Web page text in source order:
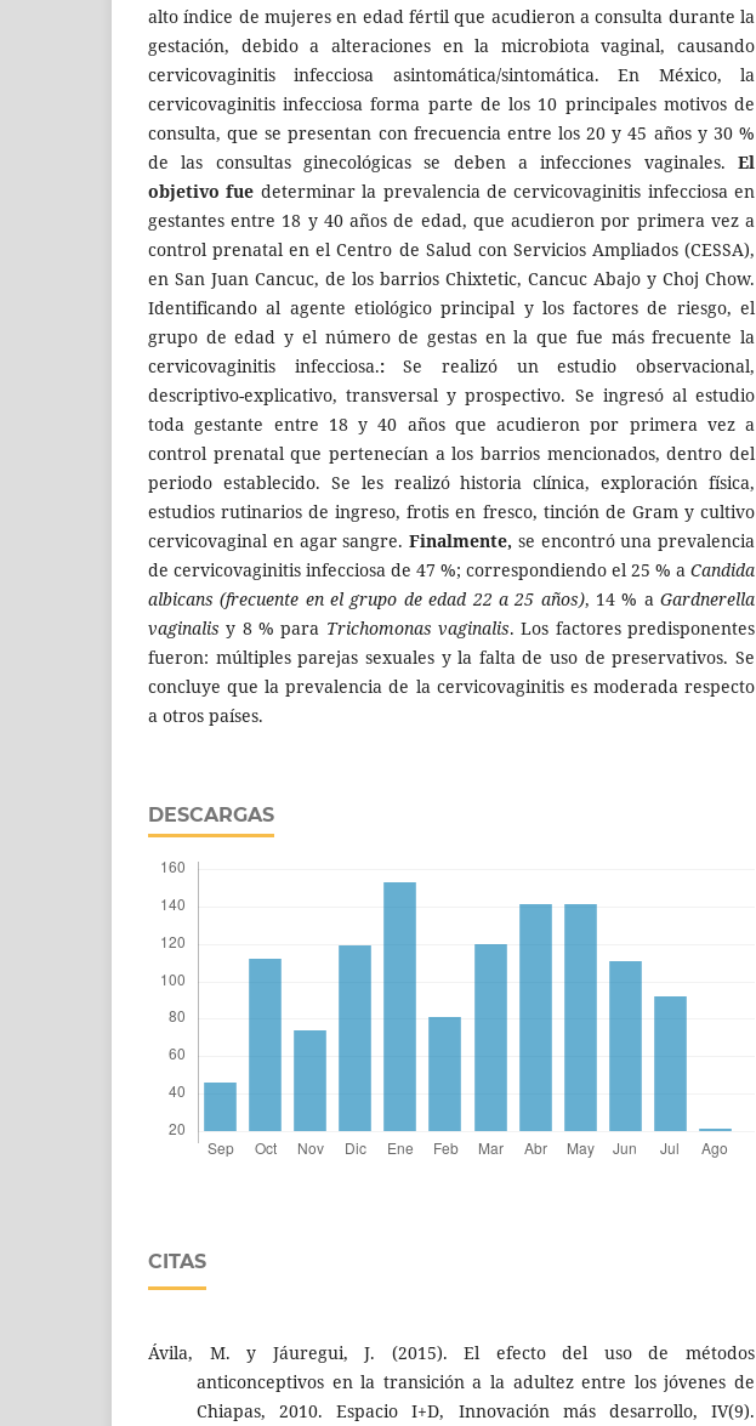
alto índice de mujeres en edad fértil que acudieron a consulta durante la
gestación, debido a alteraciones en la microbiota vaginal, causando
cervicovaginitis infecciosa asintomática/sintomática. En México, la
cervicovaginitis infecciosa forma parte de los 10 principales motivos de
consulta, que se presentan con frecuencia entre los 20 y 45 años y 30 %
de las consultas ginecológicas se deben a infecciones vaginales. El
objetivo fue determinar la prevalencia de cervicovaginitis infecciosa en
gestantes entre 18 y 40 años de edad, que acudieron por primera vez a
control prenatal en el Centro de Salud con Servicios Ampliados (CESSA),
en San Juan Cancuc, de los barrios Chixtetic, Cancuc Abajo y Choj Chow.
Identificando al agente etiológico principal y los factores de riesgo, el
grupo de edad y el número de gestas en la que fue más frecuente la
cervicovaginitis infecciosa.:Se realizó un estudio observacional,
descriptivo-explicativo, transversal y prospectivo. Se ingresó al estudio
toda gestante entre 18 y 40 años que acudieron por primera vez a
control prenatal que pertenecían a los barrios mencionados, dentro del
periodo establecido. Se les realizó historia clínica, exploración física,
estudios rutinarios de ingreso, frotis en fresco, tinción de Gram y cultivo
cervicovaginal en agar sangre. Finalmente, se encontró una prevalencia
de cervicovaginitis infecciosa de 47 %; correspondiendo el 25 % a Candida
albicans (frecuente en el grupo de edad 22 a 25 años), 14 % aGardnerella
vaginalisy 8 % para Trichomonas vaginalis. Los factores predisponentes
fueron: múltiples parejas sexuales y la falta de uso de preservativos. Se
concluye que la prevalencia de la cervicovaginitis es moderada respecto
a otros países.
DESCARGAS
CITAS
Ávila, M. y Jáuregui, J. (2015). El efecto del uso de métodos
anticonceptivos en la transición a la adultez entre los jóvenes de
Chiapas, 2010. Espacio I+D, Innovación más desarrollo, IV(9).